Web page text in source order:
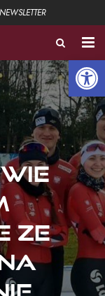
NEWSLETTER
ze